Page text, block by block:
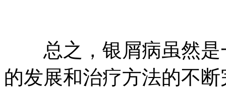
总之，银屑病虽然是
的发展和治疗方法的不